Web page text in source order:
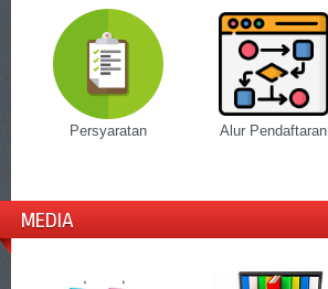
Persyaratan Alur Pendaftaran
MEDIA